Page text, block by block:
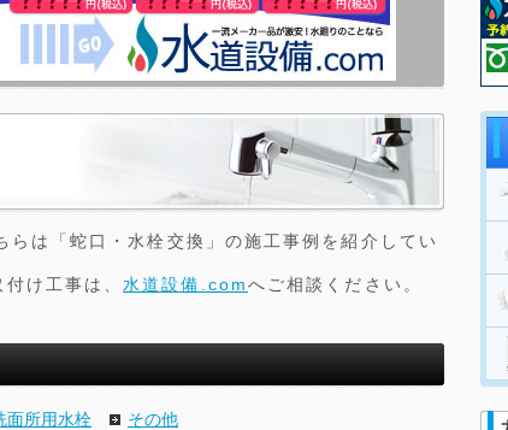
は「蛇口・水栓交換」の施工事例を紹介してい
付け工事は、水道設備.comへご相談ください。
面所用水栓 その他